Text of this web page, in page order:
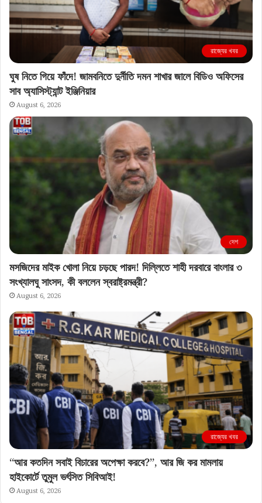
রাজ্যের খবর
ঘুষ নিতে গিয়ে ফাঁদে! জামবনিতে দুর্নীতি দমন শাখার জালে বিডিও অফিসের
সাব অ্যাসিস্ট্যান্ট ইঞ্জিনিয়ার
August 6, 2026
দেশ
মসজিদের মাইক খোলা নিয়ে চড়ছে পারদ! দিল্লিতে শাহী দরবারে বাংলার ৩
সংখ্যালঘু সাংসদ, কী বললেন স্বরাষ্ট্রমন্ত্রী?
August 6, 2026
রাজ্যের খবর
“আর কতদিন সবাই বিচারের অপেক্ষা করবে?”, আর জি কর মামলায়
হাইকোর্টে তুমুল ভর্ৎসিত সিবিআই!
August 6, 2026